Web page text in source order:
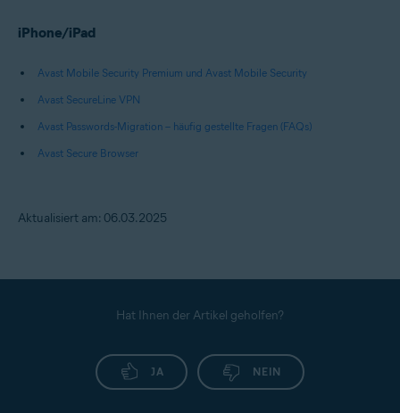
iPhone/iPad
Avast Mobile Security Premium und Avast Mobile Security
Avast SecureLine VPN
Avast Passwords-Migration – häufig gestellte Fragen (FAQs)
Avast Secure Browser
Aktualisiert am: 06.03.2025
Hat Ihnen der Artikel geholfen?
JA NEIN